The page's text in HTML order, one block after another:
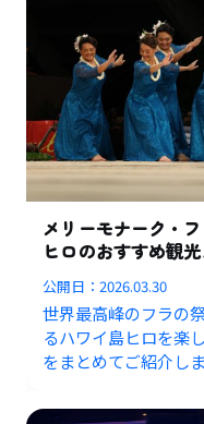
メリーモナーク・
ヒロのおすすめ観
公開日：2026.03.30
世界最高峰のフラの
るハワイ島ヒロを楽
をまとめてご紹介しま